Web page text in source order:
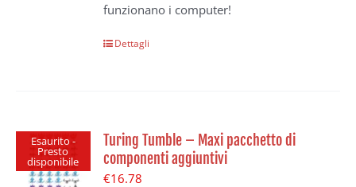
funzionano i computer!
Dettagli
Esaurito -
Presto
disponibile
Turing Tumble – Maxi pacchetto di
componenti aggiuntivi
€16.78